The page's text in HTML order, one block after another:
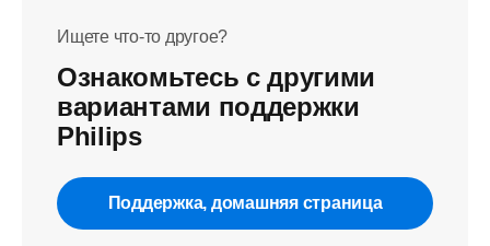
Ищете что-то другое?
Ознакомьтесь с другими
вариантами поддержки
Philips
Поддержка, домашняя страница